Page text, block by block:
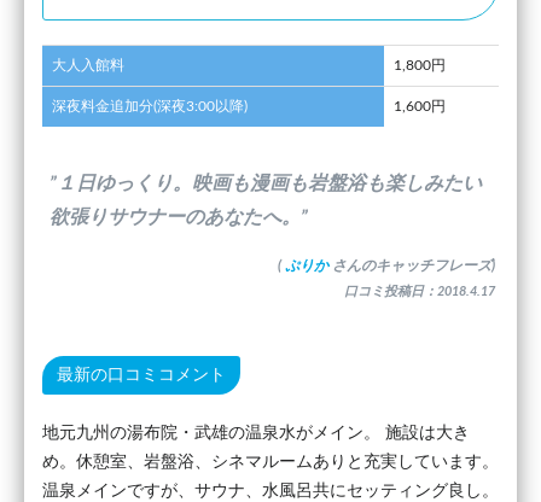
大人入館料 1,800円
深夜料金追加分(深夜3:00以降) 1,600円
”１日ゆっくり。映画も漫画も岩盤浴も楽しみたい
欲張りサウナーのあなたへ。”
( ぷりか さんのキャッチフレーズ)
口コミ投稿日：2018.4.17
最新の口コミコメント
地元九州の湯布院・武雄の温泉水がメイン。 施設は大き
め。休憩室、岩盤浴、シネマルームありと充実しています。
温泉メインですが、サウナ、水風呂共にセッティング良し。